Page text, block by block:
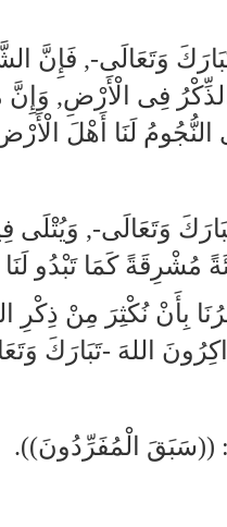
وَتَعَالَى-, فَإِنَّ
فِى الْأَرْضِ,
النُّجُومُ لَنَا أَهْلَ
وَتَعَالَى-, وَيُتْلَى
مُشْرِقَةً كَمَا تَبْدُو
بِأَنْ نُكْثِرَ مِنْ ذِكْرِ
اللهَ -تَبَارَكَ
((سَبَقَ الْمُفَرِّدُونَ)).